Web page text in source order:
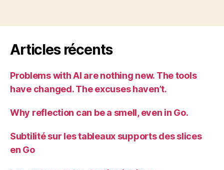
Articles récents
Problems with AI are nothing new. The tools
have changed. The excuses haven’t.
Why reflection can be a smell, even in Go.
Subtilité sur les tableaux supports des slices
en Go